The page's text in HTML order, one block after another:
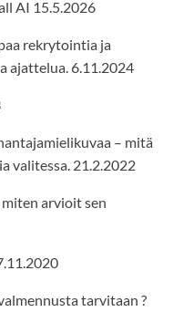
AI 15.5.2026
rekrytointia ja
ajattelua. 6.11.2024
– mitä
valitessa. 21.2.2022
arvioit sen
tarvitaan ?